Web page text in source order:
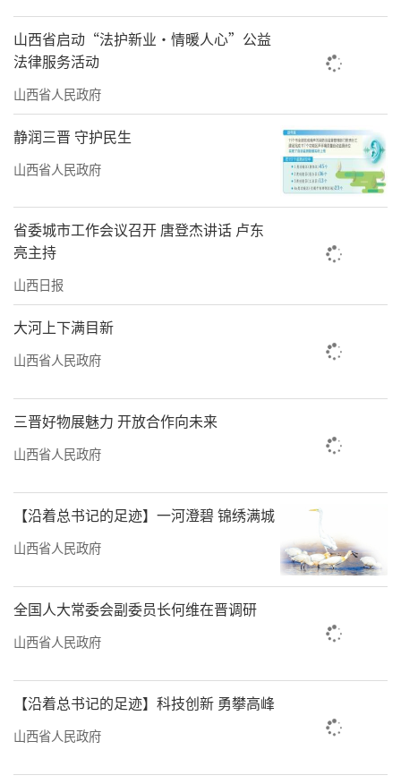
山西省启动“法护新业·情暖人心”公益
法律服务活动
山西省人民政府
静润三晋 守护民生
山西省人民政府
省委城市工作会议召开 唐登杰讲话 卢东
亮主持
山西日报
大河上下满目新
山西省人民政府
三晋好物展魅力 开放合作向未来
山西省人民政府
【沿着总书记的足迹】一河澄碧 锦绣满城
山西省人民政府
全国人大常委会副委员长何维在晋调研
山西省人民政府
【沿着总书记的足迹】科技创新 勇攀高峰
山西省人民政府